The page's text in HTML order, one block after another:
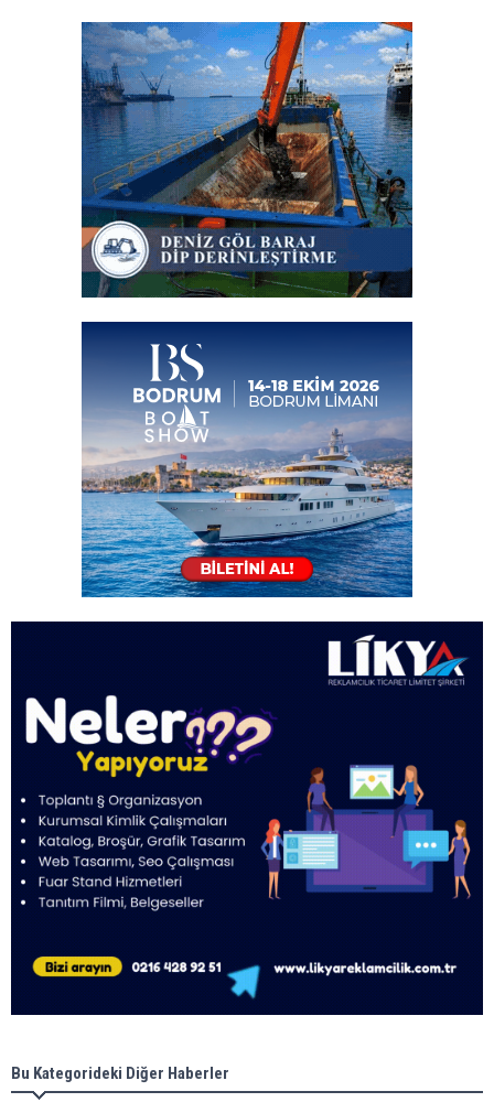
Bu Kategorideki Diğer Haberler